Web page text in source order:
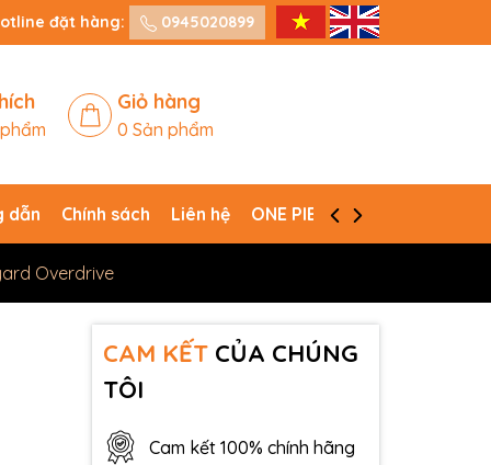
đặt hàng: 0945020899
Giỏ hàng
0 Sản phẩm
dẫn Chính sách Liên hệ ONE PIECE CARD GAME
Overdrive
CAM KẾTCỦA CHÚNG
TÔI
Cam kết 100% chính hãng